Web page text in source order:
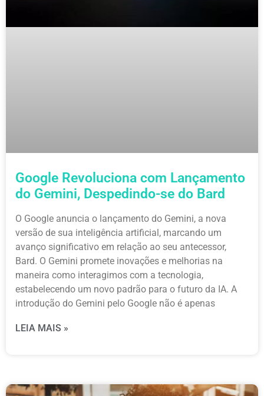
Google Revoluciona com Lançamento
do Gemini, Despedindo-se do Bard
O Google anuncia o lançamento do Gemini, a nova
versão de sua inteligência artificial, marcando um
avanço significativo em relação ao seu antecessor,
Bard. O Gemini promete inovações e melhorias na
maneira como interagimos com a tecnologia,
estabelecendo um novo padrão para o futuro da IA. A
introdução do Gemini pelo Google não é apenas
LEIA MAIS »